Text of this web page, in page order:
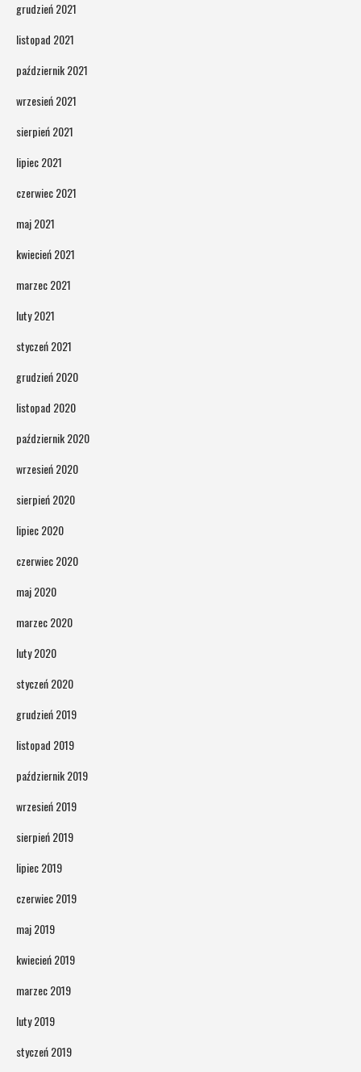
grudzień 2021
listopad 2021
październik 2021
wrzesień 2021
sierpień 2021
lipiec 2021
czerwiec 2021
maj 2021
kwiecień 2021
marzec 2021
luty 2021
styczeń 2021
grudzień 2020
listopad 2020
październik 2020
wrzesień 2020
sierpień 2020
lipiec 2020
czerwiec 2020
maj 2020
marzec 2020
luty 2020
styczeń 2020
grudzień 2019
listopad 2019
październik 2019
wrzesień 2019
sierpień 2019
lipiec 2019
czerwiec 2019
maj 2019
kwiecień 2019
marzec 2019
luty 2019
styczeń 2019